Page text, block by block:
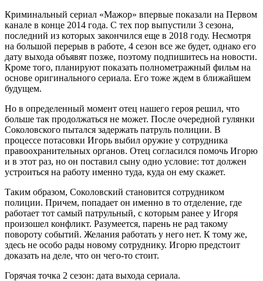
Криминальный сериал «Мажор» впервые показали на Первом
канале в конце 2014 года. С тех пор выпустили 3 сезона,
последний из которых закончился еще в 2018 году. Несмотря
на большой перерыв в работе, 4 сезон все же будет, однако его
дату выхода объявят позже, поэтому подпишитесь на новости.
Кроме того, планируют показать полнометражный фильм на
основе оригинального сериала. Его тоже ждем в ближайшем
будущем.
Но в определенный момент отец нашего героя решил, что
больше так продолжаться не может. После очередной гулянки
Соколовского пытался задержать патруль полиции. В
процессе потасовки Игорь выбил оружие у сотрудника
правоохранительных органов. Отец согласился помочь Игорю
и в этот раз, но он поставил сыну одно условие: тот должен
устроиться на работу именно туда, куда он ему скажет.
Таким образом, Соколовский становится сотрудником
полиции. Причем, попадает он именно в то отделение, где
работает тот самый патрульный, с которым ранее у Игоря
произошел конфликт. Разумеется, парень не рад такому
повороту событий. Желания работать у него нет. К тому же,
здесь не особо рады новому сотруднику. Игорю предстоит
доказать на деле, что он чего-то стоит.
Горячая точка 2 сезон: дата выхода сериала.